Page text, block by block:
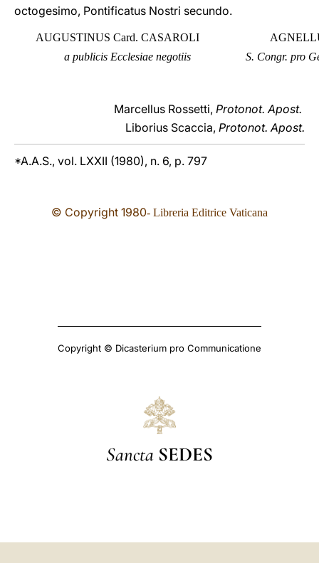
octogesimo, Pontificatus Nostri secundo.
AUGUSTINUS Card. CASAROLI
a publicis Ecclesiae negotiis
S. Congr. pro
Marcellus Rossetti, Protonot. Apost.
Liborius Scaccia, Protonot. Apost.
*A.A.S., vol. LXXII (1980), n. 6, p. 797
© Copyright 1980- Libreria Editrice Vaticana
Copyright © Dicasterium pro Communicatione
Sancta SEDES